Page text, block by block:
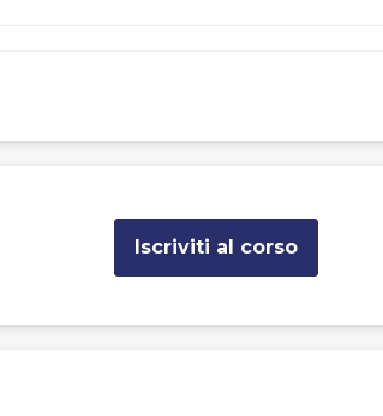
Iscriviti al corso